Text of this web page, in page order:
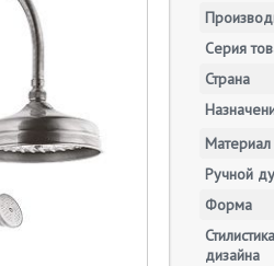
Серия
Страна
Материал
Ручной
Форма
Стилистика
дизайна